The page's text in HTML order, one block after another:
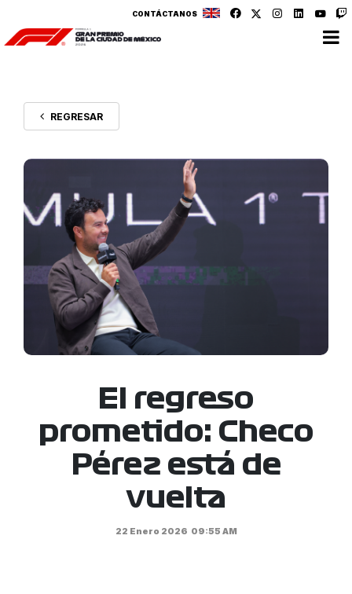
CONTÁCTANOS
REGRESAR
El regreso
prometido: Checo
Pérez está de
vuelta
22 Enero 2026 09:55 AM